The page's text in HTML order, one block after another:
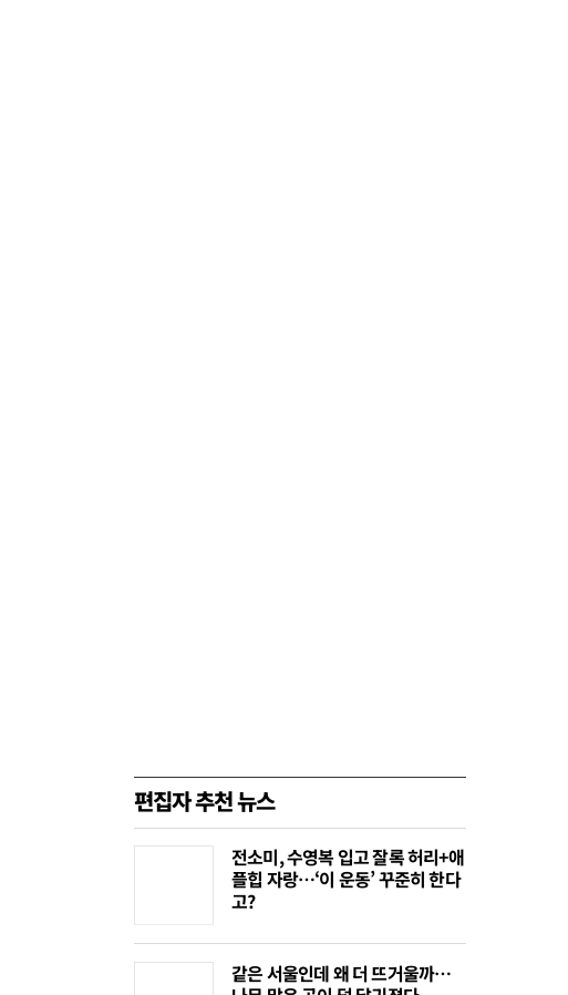
편집자 추천 뉴스
전소미, 수영복 입고 잘록 허리+애
플힙 자랑…‘이 운동’ 꾸준히 한다
고?
같은 서울인데 왜 더 뜨거울까…